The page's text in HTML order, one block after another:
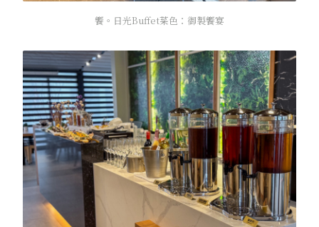
饗。日光Buffet菜色：御製饗宴